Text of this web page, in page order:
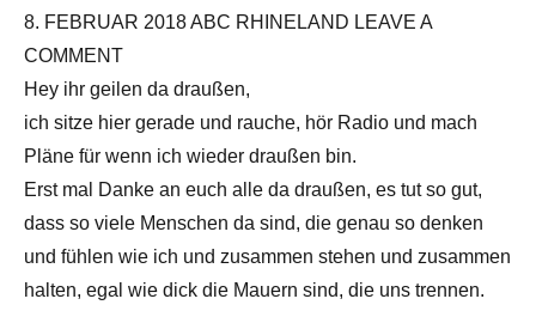
8. FEBRUAR 2018 ABC RHINELAND LEAVE A
COMMENT
Hey ihr geilen da draußen,
ich sitze hier gerade und rauche, hör Radio und mach
Pläne für wenn ich wieder draußen bin.
Erst mal Danke an euch alle da draußen, es tut so gut,
dass so viele Menschen da sind, die genau so denken
und fühlen wie ich und zusammen stehen und zusammen
halten, egal wie dick die Mauern sind, die uns trennen.